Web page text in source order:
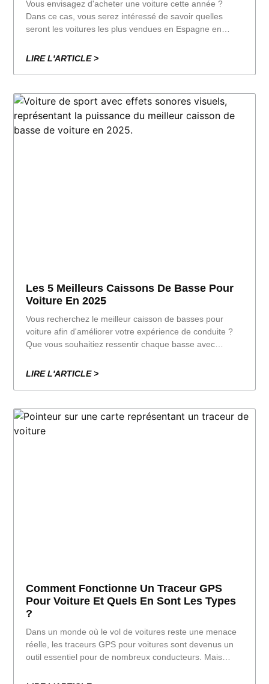
Vous envisagez d'acheter une voiture cette année ?
Dans ce cas, vous serez intéressé de savoir quelles
seront les voitures les plus vendues en Espagne en
préférences du marché, mais aussi les tendances qui
LIRE L'ARTICLE >
Les 5 Meilleurs Caissons De Basse Pour
Voiture En 2025
Vous recherchez le meilleur caisson de basses pour
voiture afin d'améliorer votre expérience de conduite ?
Que vous souhaitiez ressentir chaque basse avec
musique, un bon caisson de basse peut transformer
LIRE L'ARTICLE >
Comment Fonctionne Un Traceur GPS
Pour Voiture Et Quels En Sont Les Types
?
Dans un monde où le vol de voitures reste une menace
réelle, les traceurs GPS pour voitures sont devenus un
outil essentiel pour de nombreux conducteurs. Mais